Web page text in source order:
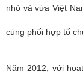
nhỏ và vừa Việt
cùng phối hợp tổ
Năm 2012, với